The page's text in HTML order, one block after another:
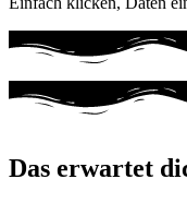
Das erwartet